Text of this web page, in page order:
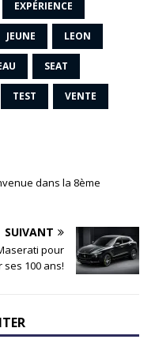
EXPÉRIENCE
JEUNE LEON
SEAT
TEST VENTE
dans la 8ème
SUIVANT
pour
ses 100 ans!